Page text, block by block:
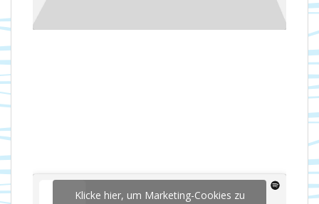
Klicke hier, um Marketing-Cookies zu